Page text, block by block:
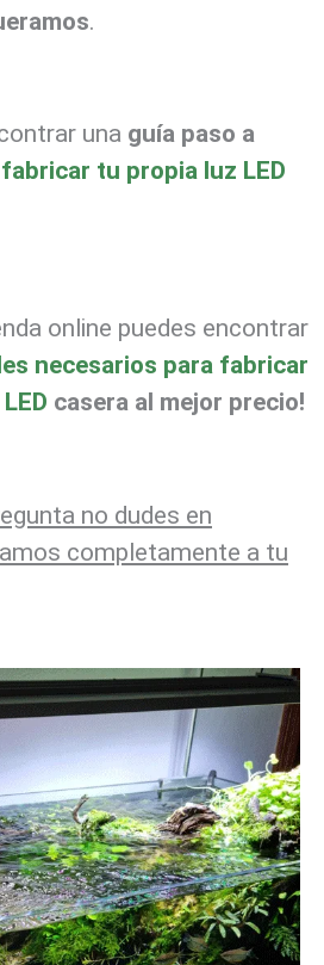
.
una guía paso a
tu propia luz LED
online puedes encontrar
necesarios para fabricar
casera al mejor precio!
no dudes en
completamente a tu